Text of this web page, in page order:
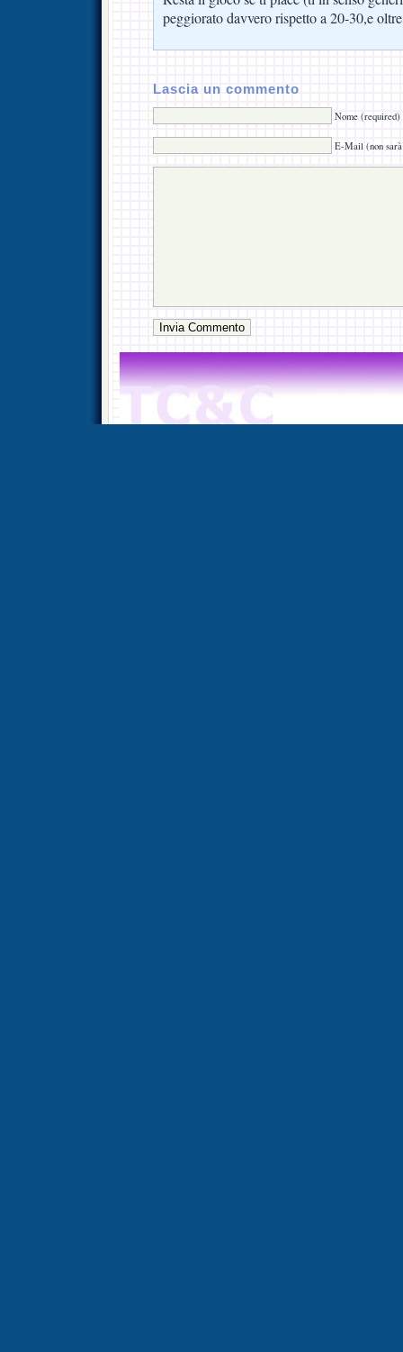
peggiorato davvero rispetto a 20-30,e
Lascia un commento
Nome (required)
E-Mail (non